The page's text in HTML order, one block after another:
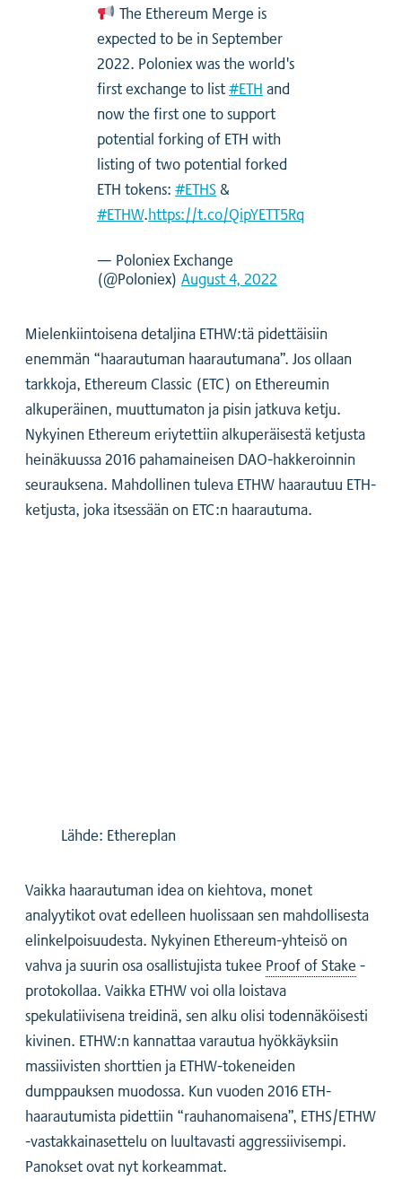
The Ethereum Merge is
expected to be in September
2022. Poloniex was the world's
first exchange to list#ETHand
now the first one to support
potential forking of ETH with
listing of two potential forked
ETH tokens:#ETHS &
#ETHW.https://t.co/QipYETT5Rq
— Poloniex Exchange
(@Poloniex) August 4, 2022
Mielenkiintoisena detaljina ETHW:tä pidettäisiin
enemmän “haarautuman haarautumana”. Jos ollaan
tarkkoja, Ethereum Classic (ETC) on Ethereumin
alkuperäinen, muuttumaton ja pisin jatkuva ketju.
Nykyinen Ethereum eriytettiin alkuperäisestä ketjusta
heinäkuussa 2016 pahamaineisen DAO-hakkeroinnin
seurauksena. Mahdollinen tuleva ETHW haarautuu ETH-
ketjusta, joka itsessään on ETC:n haarautuma.
Lähde: Ethereplan
Vaikka haarautuman idea on kiehtova, monet
analyytikot ovat edelleen huolissaan sen mahdollisesta
elinkelpoisuudesta. Nykyinen Ethereum-yhteisö on
vahva ja suurin osa osallistujista tukee Proof of Stake-
protokollaa. Vaikka ETHW voi olla loistava
spekulatiivisena treidinä, sen alku olisi todennäköisesti
kivinen. ETHW:n kannattaa varautua hyökkäyksiin
massiivisten shorttien ja ETHW-tokeneiden
dumppauksen muodossa. Kun vuoden 2016 ETH-
haarautumista pidettiin “rauhanomaisena”, ETHS/ETHW
-vastakkainasettelu on luultavasti aggressiivisempi.
Panokset ovat nyt korkeammat.